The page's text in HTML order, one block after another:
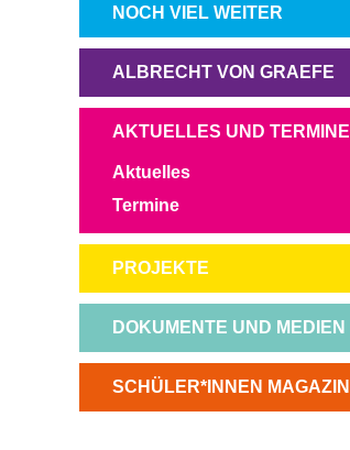
ÜBERSPRINGEN
NOCH VIEL WEITER
NAVIGATION
ÜBERSPRINGEN
ALBRECHT VON GRAEFE
NAVIGATION
AKTUELLES UND TERMINE
Aktuelles
Termine
NAVIGATION
ÜBERSPRINGEN
PROJEKTE
NAVIGATION
ÜBERSPRINGEN
DOKUMENTE UND MEDIEN
NAVIGATION
ÜBERSPRINGEN
SCHÜLER*INNEN MAGAZIN